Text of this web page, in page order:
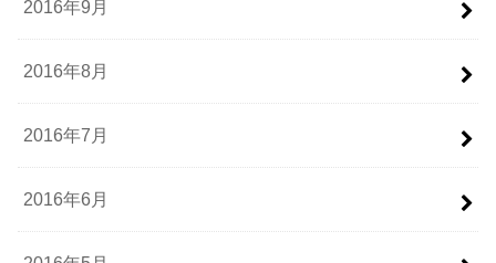
2016年9月
2016年8月
2016年7月
2016年6月